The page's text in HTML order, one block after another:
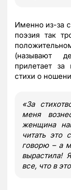
Именно из-за
поэзия так
(называют
прилетает
стихи о
«За
меня
женщина
читать это
говорю – а
все, что в